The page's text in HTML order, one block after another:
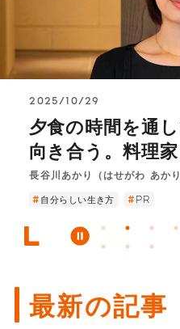
エイジズム
2025/10/29
夕食の時間を通
向き合う。料理
んインタビュー
長谷川あかり（はせがわ あかり
自分らしい生き方 PR
なぜ、私たちは
ゃ」に縛られる
育家・田内学が語
安”との付き合い方
投資と消費
つらくてもここ
なんてない。 ―
「インド屋台系
寛久の人生のポ
あの挫折があったから
小説家 平野啓一
とは何か？」―
新しい考え方で
てくる―
自分らしい生き方 生きづら
何かを始めるの
なる、なんてな
を立ち上げた「
挑戦の軌跡―
年齢にとらわれない 働き方
老卒採用 2025－
を持つシニアを
しなきゃ、なん
ルサイト
教育プログラム
イジズムについ
「うちのはなし
“家族は必要？”
しく生きること
新生活アンコン
最新の記事